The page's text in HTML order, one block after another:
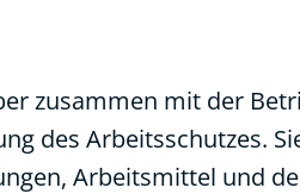
zusammen mit der
des Arbeitsschutzes.
Arbeitsmittel und